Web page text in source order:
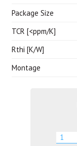
Package Size
TCR [<ppm/K]
Rthi [K/W]
Montage